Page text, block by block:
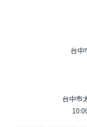
台中
台中市